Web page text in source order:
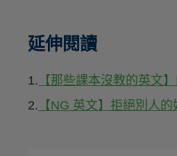
延伸閱讀
1. 【那些課本沒教的英文
2. 【NG 英文】拒絕別人